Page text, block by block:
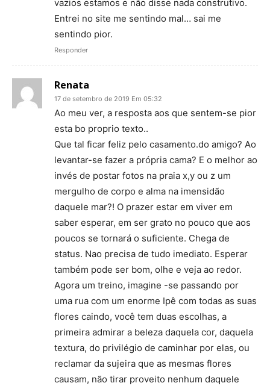
vazios estamos e não disse nada construtivo.
Entrei no site me sentindo mal… sai me
sentindo pior.
Responder
Renata
17 de setembro de 2019 Em 05:32
Ao meu ver, a resposta aos que sentem-se pior
esta bo proprio texto..
Que tal ficar feliz pelo casamento.do amigo? Ao
levantar-se fazer a própria cama? E o melhor ao
invés de postar fotos na praia x,y ou z um
mergulho de corpo e alma na imensidão
daquele mar?! O prazer estar em viver em
saber esperar, em ser grato no pouco que aos
poucos se tornará o suficiente. Chega de
status. Nao precisa de tudo imediato. Esperar
também pode ser bom, olhe e veja ao redor.
Agora um treino, imagine -se passando por
uma rua com um enorme Ipê com todas as suas
flores caindo, você tem duas escolhas, a
primeira admirar a beleza daquela cor, daquela
textura, do privilégio de caminhar por elas, ou
reclamar da sujeira que as mesmas flores
causam, não tirar proveito nenhum daquele